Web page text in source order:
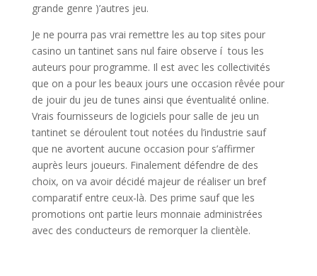
grande genre )’autres jeu.
Je ne pourra pas vrai remettre les au top sites pour
casino un tantinet sans nul faire observe í tous les
auteurs pour programme. Il est avec les collectivités
que on a pour les beaux jours une occasion rêvée pour
de jouir du jeu de tunes ainsi que éventualité online.
Vrais fournisseurs de logiciels pour salle de jeu un
tantinet se déroulent tout notées du l’industrie sauf
que ne avortent aucune occasion pour s’affirmer
auprès leurs joueurs. Finalement défendre de des
choix, on va avoir décidé majeur de réaliser un bref
comparatif entre ceux-là. Des prime sauf que les
promotions ont partie leurs monnaie administrées
avec des conducteurs de remorquer la clientèle.